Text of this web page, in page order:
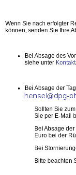
Wenn Sie nach erfolgter
können, senden Sie Ihre
Bei Absage des
siehe unter
Bei Absage der
Sollten Sie
Sie per E-Mail
Bei Absage
Euro bei der
Bei
Bitte beachten